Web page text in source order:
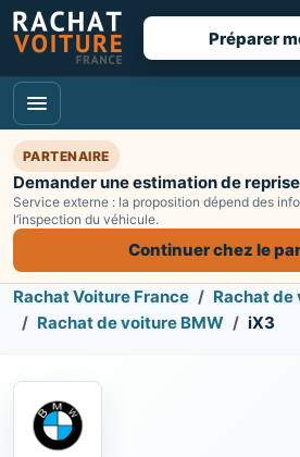
Préparer
PARTENAIRE
Demander une estimation de reprise
Service externe : la proposition dépend des
l’inspection du véhicule.
Continuer chez le
Rachat Voiture France
Rachat de
Rachat de voiture BMW
iX3